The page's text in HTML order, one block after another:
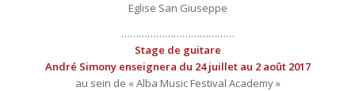
Eglise San Giuseppe
…………………………………
Stage de guitare
André Simonyenseignera du 24 juillet au 2 août 2017
au sein de « Alba Music Festival Academy »